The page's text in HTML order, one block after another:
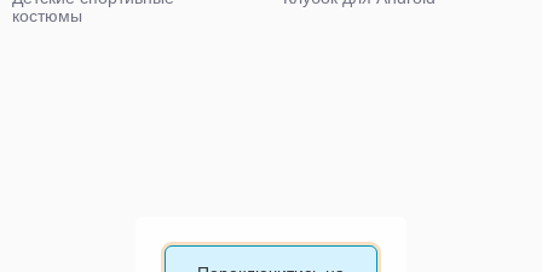
костюмы